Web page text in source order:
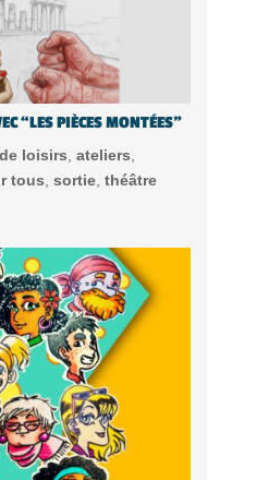
“LES PIÈCES MONTÉES”
loisirs ateliers
tous sortie, théâtre